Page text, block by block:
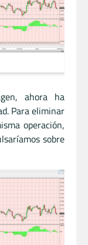
ahora ha
Para eliminar
operación,
sobre